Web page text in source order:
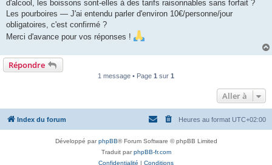
d'alcool, les boissons sont-elles à des tarifs raisonnables sans forfait ?
Les pourboires — J'ai entendu parler d'environ 10€/personne/jour
obligatoires, c'est confirmé ?
Merci d'avance pour vos réponses !
Répondre
1 message • Page 1 sur 1
Aller à
Index du forum Heures au format UTC+02:00
Développé parphpBB® Forum Software © phpBB Limited
Traduit parphpBB-fr.com
Confidentialité | Conditions